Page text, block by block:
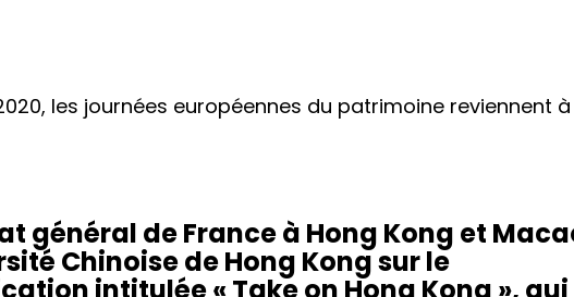
, les journées européennes du patrimoine reviennent à
général de France à Hong Kong et
Chinoise de Hong Kong sur le